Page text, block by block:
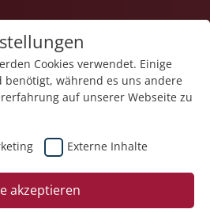
1
über Krankheitsbilder
(Nr. 08) wurde in den
gelegt.
Cookies verwendet. Einige
benötigt, während es uns andere
auf unserer Webseite zu
Externe Inhalte
akzeptieren